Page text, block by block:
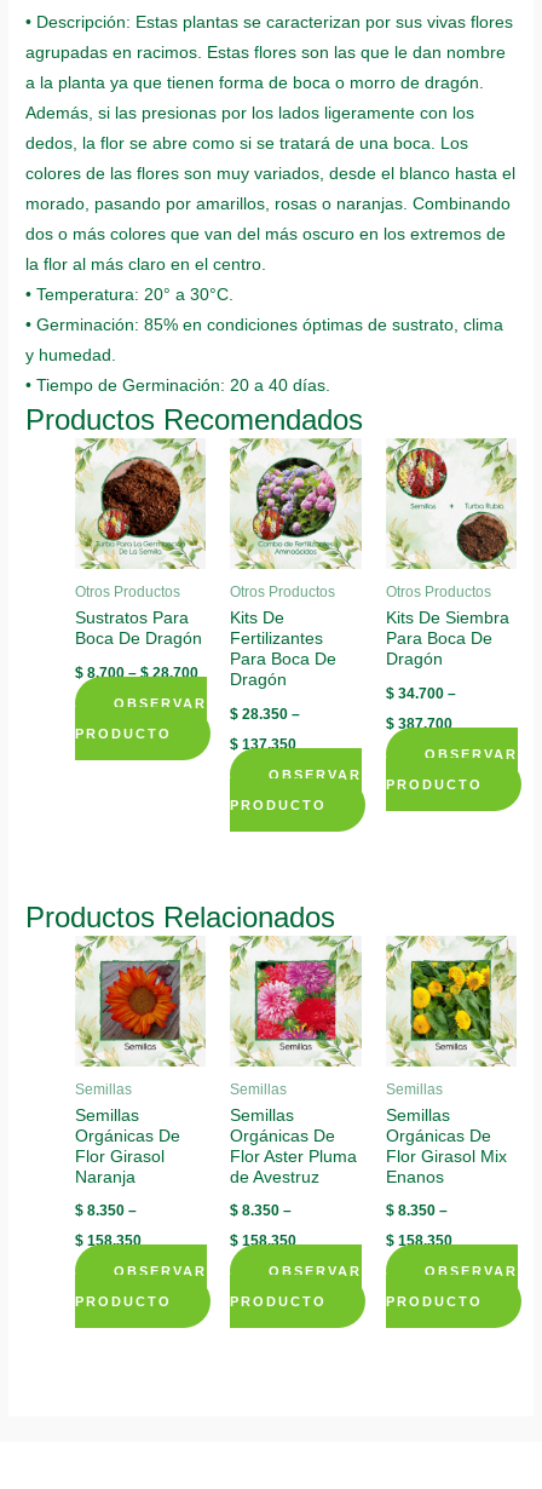
quantity
• Descripción: Estas plantas se caracterizan por sus vivas flores
agrupadas en racimos. Estas flores son las que le dan nombre
a la planta ya que tienen forma de boca o morro de dragón.
Además, si las presionas por los lados ligeramente con los
dedos, la flor se abre como si se tratará de una boca. Los
colores de las flores son muy variados, desde el blanco hasta el
morado, pasando por amarillos, rosas o naranjas. Combinando
dos o más colores que van del más oscuro en los extremos de
la flor al más claro en el centro.
• Temperatura: 20° a 30°C.
• Germinación: 85% en condiciones óptimas de sustrato, clima
y humedad.
• Tiempo de Germinación: 20 a 40 días.
Productos Recomendados
Otros Productos
Sustratos Para
Boca De Dragón
$ 8.700–$28.700
OBSERVAR
PRODUCTO
This
The
options
may
chosen
on
the
product
page
Otros Productos
Kits De
Fertilizantes
Para Boca De
Dragón
$ 28.350 –
$ 137.350
OBSERVAR
PRODUCTO
This
multiple
variants.
The
options
may
chosen
on
the
Otros Productos
Kits De Siembra
Para Boca De
Dragón
$34.700–
$387.700
OBSERVAR
PRODUCTO
This
variants.
The
options
may
be
chosen
on
the
product
page
Productos Relacionados
Semillas
Semillas
Orgánicas De
Flor Girasol
Naranja
$ 8.350 –
$ 158.350
OBSERVAR
PRODUCTO
This
Semillas
Semillas
Orgánicas De
Flor Aster Pluma
de Avestruz
$ 8.350 –
$ 158.350
OBSERVAR
PRODUCTO
This
Semillas
Semillas
Orgánicas De
Flor Girasol Mix
Enanos
$8.350–
$158.350
OBSERVAR
PRODUCTO
This